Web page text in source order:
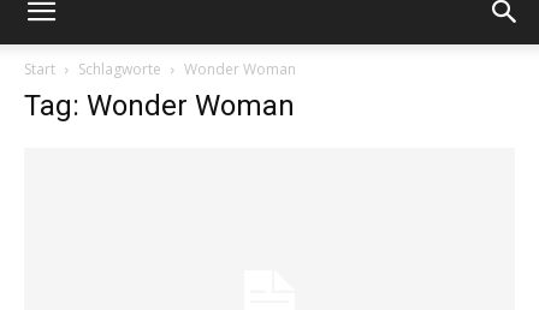
Start Schlagworte Wonder Woman
Tag: Wonder Woman